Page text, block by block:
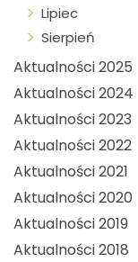
Lipiec
Sierpień
Aktualności 2025
Aktualności 2024
Aktualności 2023
Aktualności 2022
Aktualności 2021
Aktualności 2020
Aktualności 2019
Aktualności 2018